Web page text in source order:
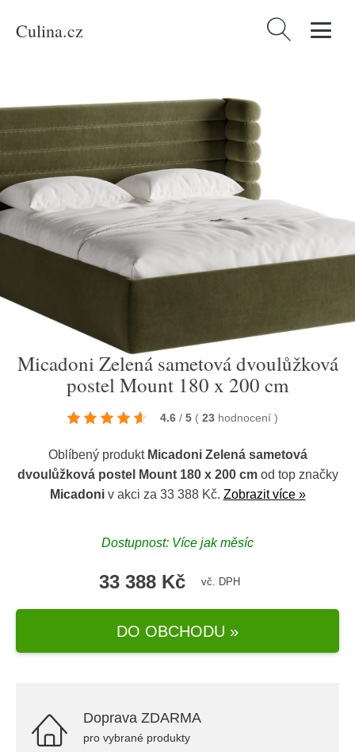
Culina.cz Vyhledávání
Micadoni Zelená sametová dvoulůžková
postel Mount 180 x 200 cm
4.6 / 5 ( 23 hodnocení )
Oblíbený produkt Micadoni Zelená sametová
dvoulůžková postel Mount 180 x 200 cmod top značky
Micadoniv akci za 33 388 Kč. Zobrazit více »
Dostupnost: Více jak měsíc
33 388 Kč vč. DPH
DO OBCHODU »
Doprava ZDARMA
pro vybrané produkty